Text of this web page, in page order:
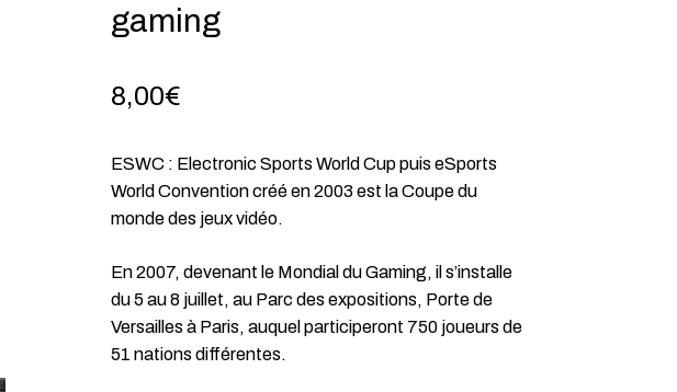
gaming
8,00€
ESWC : Electronic Sports World Cup puis eSports
World Convention créé en 2003 est la Coupe du
monde des jeux vidéo.
En 2007, devenant le Mondial du Gaming, il s’installe
du 5 au 8 juillet, au Parc des expositions, Porte de
Versailles à Paris, auquel participeront 750 joueurs de
51 nations différentes.